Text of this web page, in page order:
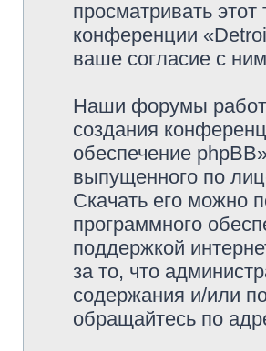
просматривать
конференции
ваше согласие с
Наши форумы
создания
обеспечение
выпущенного по
Скачать его можно
программного
поддержкой
за то, что
содержания и/или
обращайтесь по